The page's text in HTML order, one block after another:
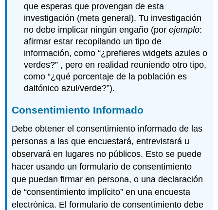
que esperas que provengan de esta
investigación (meta general). Tu investigación
no debe implicar ningún engaño (porejemplo:
afirmar estar recopilando un tipo de
información, como “¿prefieres widgets azules o
verdes?” , pero en realidad reuniendo otro tipo,
como “¿qué porcentaje de la población es
daltónico azul/verde?”).
Consentimiento Informado
Debe obtener el consentimiento informado de las
personas a las que encuestará, entrevistará u
observará en lugares no públicos. Esto se puede
hacer usando un formulario de consentimiento
que puedan firmar en persona, o una declaración
de “consentimiento implícito” en una encuesta
electrónica. El formulario de consentimiento debe